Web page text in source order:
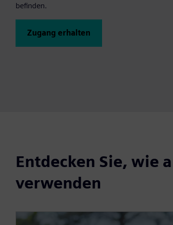
befinden.
Zugang erhalten
Entdecken Sie, wie
verwenden